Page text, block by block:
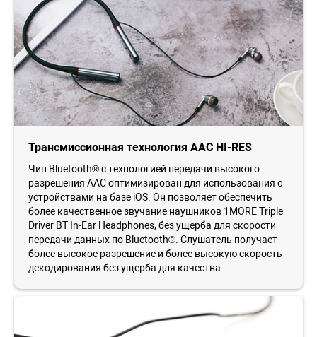
Трансмиссионная технология AAC HI-RES
Чип Bluetooth® с технологией передачи высокого
разрешения AAC оптимизирован для использования с
устройствами на базе iOS. Он позволяет обеспечить
более качественное звучание наушников 1MORE Triple
Driver BT In-Ear Headphones, без ущерба для скорости
передачи данных по Bluetooth®. Слушатель получает
более высокое разрешение и более высокую скорость
декодирования без ущерба для качества.